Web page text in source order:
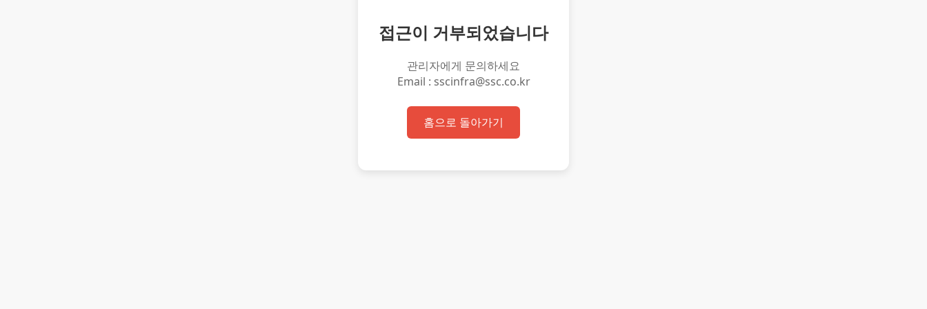
접근이 거부되었습니다
관리자에게 문의하세요
Email : sscinfra@ssc.co.kr
홈으로 돌아가기